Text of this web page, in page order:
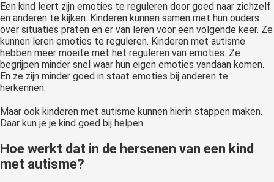
Een kind leert zijn emoties te reguleren door goed naar zichzelf
en anderen te kijken. Kinderen kunnen samen met hun ouders
over situaties praten en er van leren voor een volgende keer. Ze
kunnen leren emoties te reguleren. Kinderen met autisme
hebben meer moeite met het reguleren van emoties. Ze
begrijpen minder snel waar hun eigen emoties vandaan komen.
En ze zijn minder goed in staat emoties bij anderen te
herkennen.
Maar ook kinderen met autisme kunnen hierin stappen maken.
Daar kun je je kind goed bij helpen.
Hoe werkt dat in de hersenen van een kind
met autisme?